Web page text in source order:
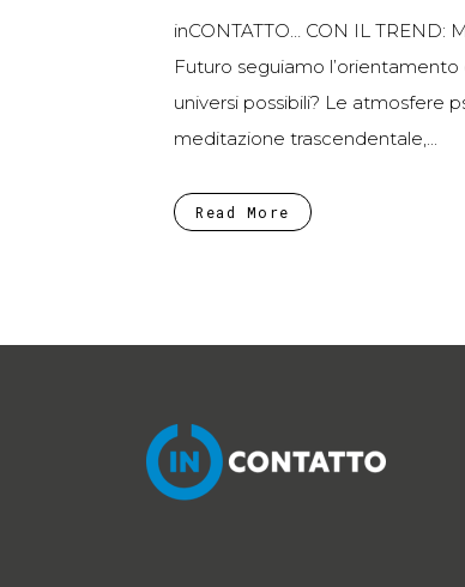
inCONTATTO… CON IL TREND:
Futuro seguiamo
universi possibili? Le atmosfere
meditazione trascendentale,...
Read More